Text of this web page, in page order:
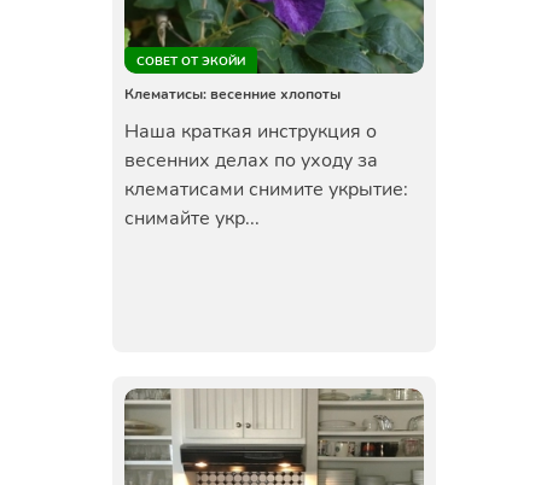
СОВЕТ ОТ ЭКОЙИ
Клематисы: весенние хлопоты
Наша краткая инструкция о
весенних делах по уходу за
клематисами снимите укрытие:
снимайте укр...